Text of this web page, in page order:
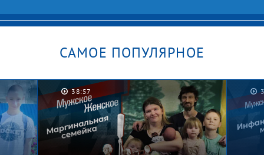
САМОЕ ПОПУЛЯРНОЕ
38:57